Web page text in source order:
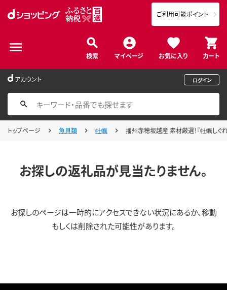
検索 マイページ お気に入り カート
ご利用可能ポイント
アカウント ログイン
トップページ 魚貝類 牡蠣 播州赤穂坂越産 素材厳選！『牡蠣し
お探しの返礼品が見当たりません。
お探しのページは一時的にアクセスできない状況にあるか、移動
もしくは削除された可能性があります。